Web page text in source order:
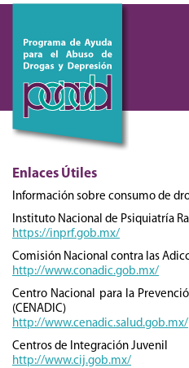
Enlaces Útiles
Información sobre consumo de
Instituto Nacional de Psiquiatría
https://inprf.gob.mx/
Comisión Nacional contra las
http://www.conadic.gob.mx/
Centro Nacional para la
(CENADIC)
http://www.cenadic.salud.gob.mx/
Centros de Integración Juvenil
http://www.cij.gob.mx/